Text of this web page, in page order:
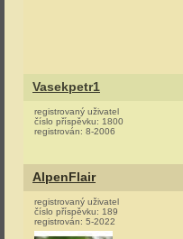
Vasekpetr1
registrovaný uživatel
číslo příspěvku: 1800
registrován: 8-2006
AlpenFlair
registrovaný uživatel
číslo příspěvku: 189
registrován: 5-2022